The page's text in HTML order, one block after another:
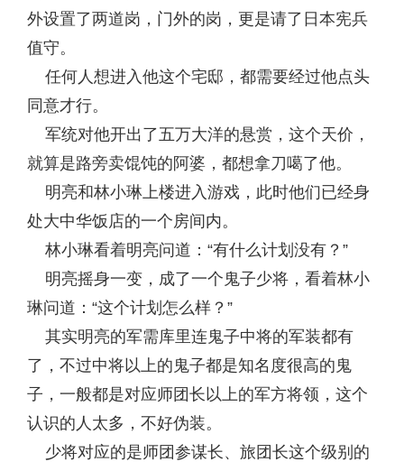
外设置了两道岗，门外的岗，更是请了日本宪兵
值守。
任何人想进入他这个宅邸，都需要经过他点头
同意才行。
军统对他开出了五万大洋的悬赏，这个天价，
就算是路旁卖馄饨的阿婆，都想拿刀噶了他。
明亮和林小琳上楼进入游戏，此时他们已经身
处大中华饭店的一个房间内。
林小琳看着明亮问道：“有什么计划没有？”
明亮摇身一变，成了一个鬼子少将，看着林小
琳问道：“这个计划怎么样？”
其实明亮的军需库里连鬼子中将的军装都有
了，不过中将以上的鬼子都是知名度很高的鬼
子，一般都是对应师团长以上的军方将领，这个
认识的人太多，不好伪装。
少将对应的是师团参谋长、旅团长这个级别的